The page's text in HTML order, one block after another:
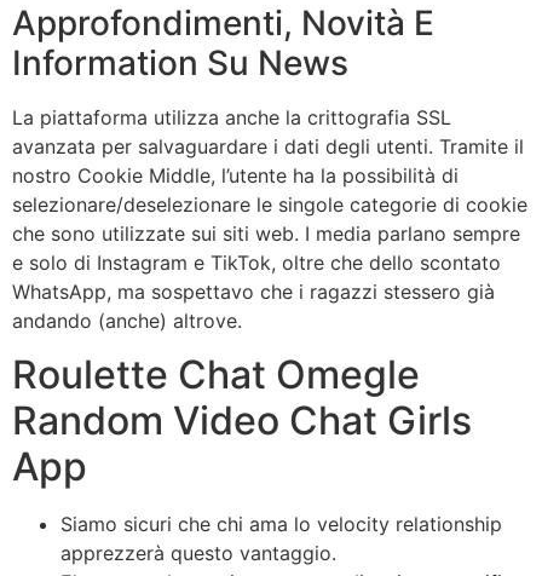
Approfondimenti, Novità E
Information Su News
La piattaforma utilizza anche la crittografia SSL
avanzata per salvaguardare i dati degli utenti. Tramite il
nostro Cookie Middle, l’utente ha la possibilità di
selezionare/deselezionare le singole categorie di cookie
che sono utilizzate sui siti web. I media parlano sempre
e solo di Instagram e TikTok, oltre che dello scontato
WhatsApp, ma sospettavo che i ragazzi stessero già
andando (anche) altrove.
Roulette Chat Omegle
Random Video Chat Girls
App
Siamo sicuri che chi ama lo velocity relationship
apprezzerà questo vantaggio.